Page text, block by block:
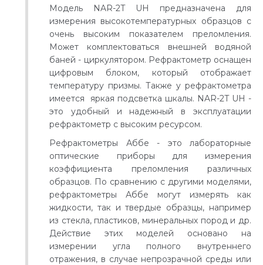
Модель NAR-2T UH предназначена для
измерения высокотемпературных образцов с
очень высоким показателем преломления.
Может комплектоваться внешней водяной
баней - циркулятором. Рефрактометр оснащен
цифровым блоком, который отображает
температуру призмы. Также у рефрактометра
имеется яркая подсветка шкалы. NAR-2T UH -
это удобный и надежный в эксплуатации
рефрактометр с высоким ресурсом.
Рефрактометры Аббе - это лабораторные
оптические приборы для измерения
коэффициента преломления различных
образцов. По сравнению с другими моделями,
рефрактометры Аббе могут измерять как
жидкости, так и твердые образцы, например
из стекла, пластиков, минеральных пород и др.
Действие этих моделей основано на
измерении угла полного внутреннего
отражения, в случае непрозрачной среды или